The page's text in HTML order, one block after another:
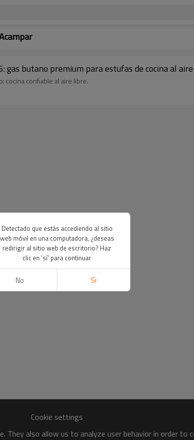
gas butano premium para estufas de cocina al
cocina confiable al aire libre.
Cookie settings
They also allow us to analyze user behavior in order
Detectado que estás accediendo al sitio
web móvil en una computadora, ¿deseas
redirigir al sitio web de escritorio? Haz
clic en 'sí' para continuar
No Si